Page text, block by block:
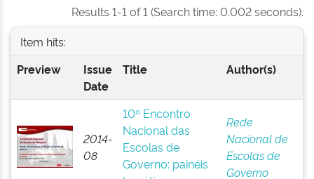
Results 1-1 of 1 (Search time: 0.002 seconds).
Item hits:
Preview
Issue
Date
Title Author(s)
2014-
08
10º Encontro
Nacional das
Escolas de
Governo: painéis
Rede
Nacional de
Escolas de
Governo